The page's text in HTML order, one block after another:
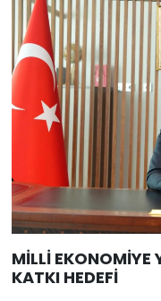
MİLLİ EKONOMİYE
KATKI HEDEFİ